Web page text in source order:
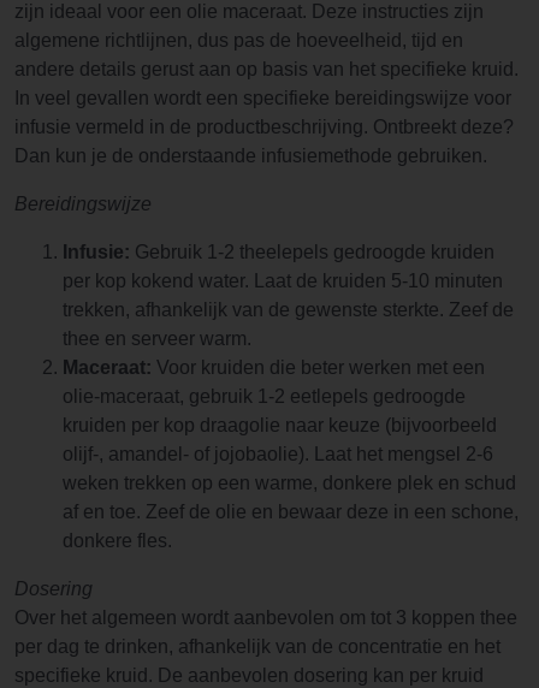
zijn ideaal voor een olie maceraat. Deze instructies zijn
algemene richtlijnen, dus pas de hoeveelheid, tijd en
andere details gerust aan op basis van het specifieke kruid.
In veel gevallen wordt een specifieke bereidingswijze voor
infusie vermeld in de productbeschrijving. Ontbreekt deze?
Dan kun je de onderstaande infusiemethode gebruiken.
Bereidingswijze
Infusie: Gebruik 1-2 theelepels gedroogde kruiden
per kop kokend water. Laat de kruiden 5-10 minuten
trekken, afhankelijk van de gewenste sterkte. Zeef de
thee en serveer warm.
Maceraat: Voor kruiden die beter werken met een
olie-maceraat, gebruik 1-2 eetlepels gedroogde
kruiden per kop draagolie naar keuze (bijvoorbeeld
olijf-, amandel- of jojobaolie). Laat het mengsel 2-6
weken trekken op een warme, donkere plek en schud
af en toe. Zeef de olie en bewaar deze in een schone,
donkere fles.
Dosering
Over het algemeen wordt aanbevolen om tot 3 koppen thee
per dag te drinken, afhankelijk van de concentratie en het
specifieke kruid. De aanbevolen dosering kan per kruid